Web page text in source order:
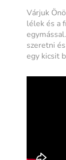
Várjuk
lélek és a
szeretni
egy kicsit